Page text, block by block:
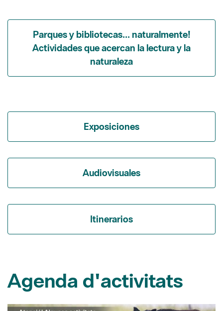
Parques y bibliotecas... naturalmente!
Actividades que acercan la lectura y la
naturaleza
Exposiciones
Audiovisuales
Itinerarios
Agenda d'activitats